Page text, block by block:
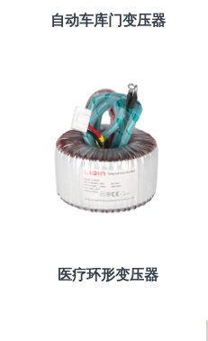
自动车库门变压器
医疗环形变压器